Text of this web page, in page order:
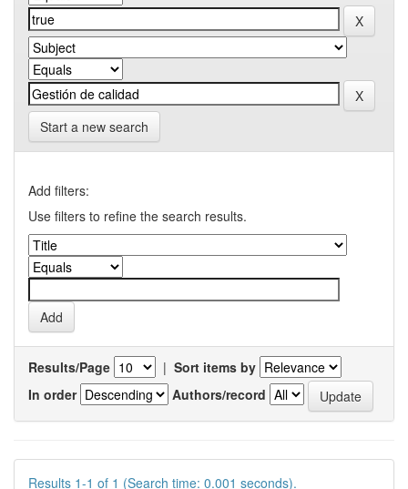
Start a new search
Add filters:
Use filters to refine the search results.
Results/Page | Sort items by
In order
Authors/record
Results 1-1 of 1 (Search time: 0.001 seconds).